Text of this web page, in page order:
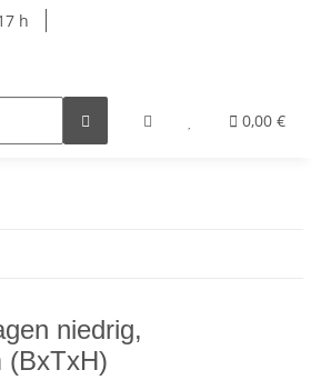
h
0,00 €
Garderobenschränke
niedrig,
(BxTxH)